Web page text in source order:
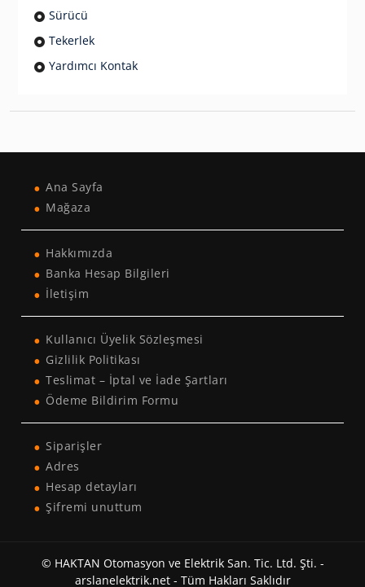
Sürücü
Tekerlek
Yardımcı Kontak
Ana Sayfa
Mağaza
Hakkımızda
Banka Hesap Bilgileri
İletişim
Kullanıcı Üyelik Sözleşmesi
Gizlilik Politikası
Teslimat – İptal ve İade Şartları
Ödeme Bildirim Formu
Siparişler
Adres
Hesap detayları
Şifremi unuttum
© HAKTAN Otomasyon ve Elektrik San. Tic. Ltd. Şti. -
arslanelektrik.net - Tüm Hakları Saklıdır